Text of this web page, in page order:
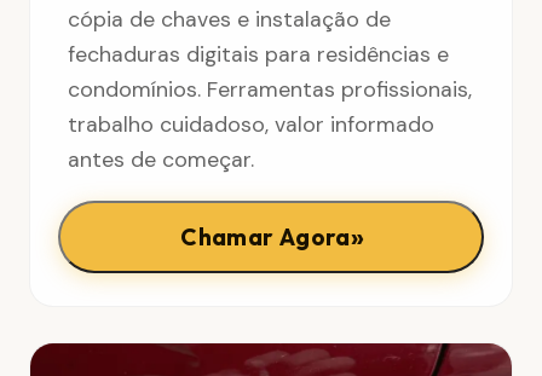
cópia de chaves e instalação de
fechaduras digitais para residências e
condomínios. Ferramentas profissionais,
trabalho cuidadoso, valor informado
antes de começar.
Chamar Agora»